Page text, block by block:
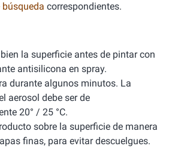
búsqueda correspondientes.
bien la superficie antes de pintar con
antisilicona en spray.
durante algunos minutos. La
aerosol debe ser de
20° / 25 °C.
sobre la superficie de manera
finas, para evitar descuelgues.